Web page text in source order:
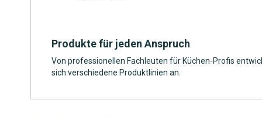
Produkte für jeden Anspruch
Von professionellen Fachleuten für Küchen-Profis
sich verschiedene Produktlinien an.